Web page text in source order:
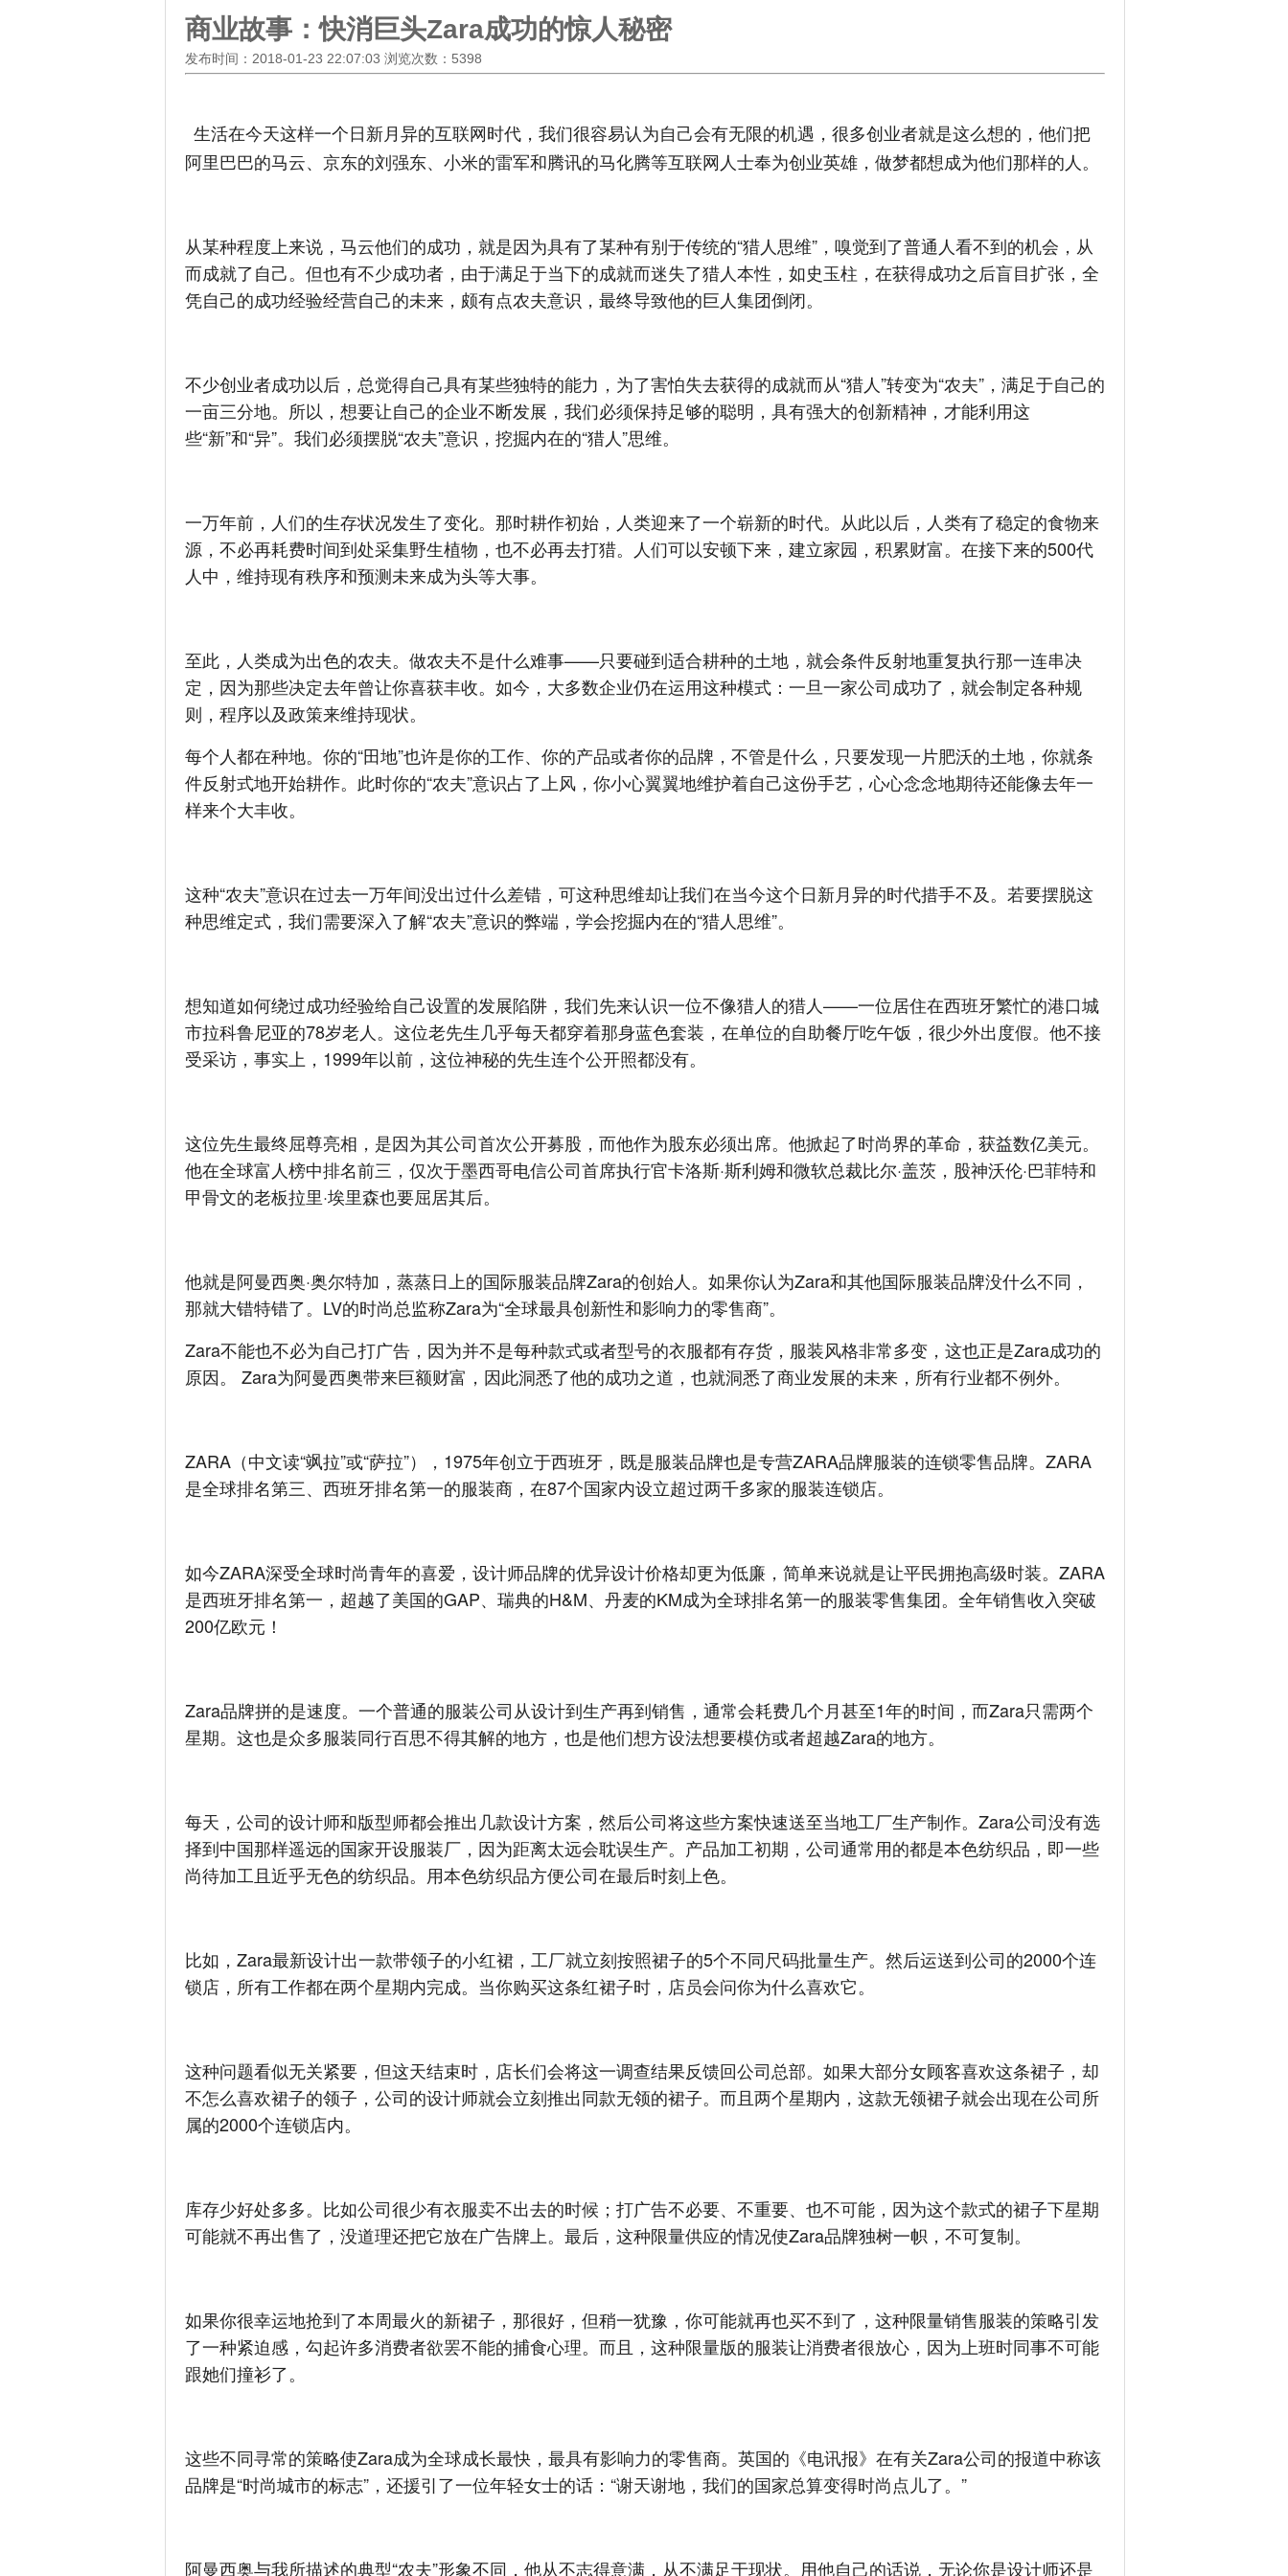
商业故事：快消巨头Zara成功的惊人秘密
发布时间：2018-01-23 22:07:03 浏览次数：5398
生活在今天这样一个日新月异的互联网时代，我们很容易认为自己会有无限的机遇，很多创业者就是这么想的，他们把
阿里巴巴的马云、京东的刘强东、小米的雷军和腾讯的马化腾等互联网人士奉为创业英雄，做梦都想成为他们那样的人。
从某种程度上来说，马云他们的成功，就是因为具有了某种有别于传统的“猎人思维”，嗅觉到了普通人看不到的机会，从
而成就了自己。但也有不少成功者，由于满足于当下的成就而迷失了猎人本性，如史玉柱，在获得成功之后盲目扩张，全
凭自己的成功经验经营自己的未来，颇有点农夫意识，最终导致他的巨人集团倒闭。
不少创业者成功以后，总觉得自己具有某些独特的能力，为了害怕失去获得的成就而从“猎人”转变为“农夫”，满足于自己的
一亩三分地。所以，想要让自己的企业不断发展，我们必须保持足够的聪明，具有强大的创新精神，才能利用这
些“新”和“异”。我们必须摆脱“农夫”意识，挖掘内在的“猎人”思维。
一万年前，人们的生存状况发生了变化。那时耕作初始，人类迎来了一个崭新的时代。从此以后，人类有了稳定的食物来
源，不必再耗费时间到处采集野生植物，也不必再去打猎。人们可以安顿下来，建立家园，积累财富。在接下来的500代
人中，维持现有秩序和预测未来成为头等大事。
至此，人类成为出色的农夫。做农夫不是什么难事——只要碰到适合耕种的土地，就会条件反射地重复执行那一连串决
定，因为那些决定去年曾让你喜获丰收。如今，大多数企业仍在运用这种模式：一旦一家公司成功了，就会制定各种规
则，程序以及政策来维持现状。
每个人都在种地。你的“田地”也许是你的工作、你的产品或者你的品牌，不管是什么，只要发现一片肥沃的土地，你就条
件反射式地开始耕作。此时你的“农夫”意识占了上风，你小心翼翼地维护着自己这份手艺，心心念念地期待还能像去年一
样来个大丰收。
这种“农夫”意识在过去一万年间没出过什么差错，可这种思维却让我们在当今这个日新月异的时代措手不及。若要摆脱这
种思维定式，我们需要深入了解“农夫”意识的弊端，学会挖掘内在的“猎人思维”。
想知道如何绕过成功经验给自己设置的发展陷阱，我们先来认识一位不像猎人的猎人——一位居住在西班牙繁忙的港口城
市拉科鲁尼亚的78岁老人。这位老先生几乎每天都穿着那身蓝色套装，在单位的自助餐厅吃午饭，很少外出度假。他不接
受采访，事实上，1999年以前，这位神秘的先生连个公开照都没有。
这位先生最终屈尊亮相，是因为其公司首次公开募股，而他作为股东必须出席。他掀起了时尚界的革命，获益数亿美元。
他在全球富人榜中排名前三，仅次于墨西哥电信公司首席执行官卡洛斯·斯利姆和微软总裁比尔·盖茨，股神沃伦·巴菲特和
甲骨文的老板拉里·埃里森也要屈居其后。
他就是阿曼西奥·奥尔特加，蒸蒸日上的国际服装品牌Zara的创始人。如果你认为Zara和其他国际服装品牌没什么不同，
那就大错特错了。LV的时尚总监称Zara为“全球最具创新性和影响力的零售商”。
Zara不能也不必为自己打广告，因为并不是每种款式或者型号的衣服都有存货，服装风格非常多变，这也正是Zara成功的
原因。 Zara为阿曼西奥带来巨额财富，因此洞悉了他的成功之道，也就洞悉了商业发展的未来，所有行业都不例外。
ZARA（中文读“飒拉”或“萨拉”），1975年创立于西班牙，既是服装品牌也是专营ZARA品牌服装的连锁零售品牌。ZARA
是全球排名第三、西班牙排名第一的服装商，在87个国家内设立超过两千多家的服装连锁店。
如今ZARA深受全球时尚青年的喜爱，设计师品牌的优异设计价格却更为低廉，简单来说就是让平民拥抱高级时装。ZARA
是西班牙排名第一，超越了美国的GAP、瑞典的H&M、丹麦的KM成为全球排名第一的服装零售集团。全年销售收入突破
200亿欧元！
Zara品牌拼的是速度。一个普通的服装公司从设计到生产再到销售，通常会耗费几个月甚至1年的时间，而Zara只需两个
星期。这也是众多服装同行百思不得其解的地方，也是他们想方设法想要模仿或者超越Zara的地方。
每天，公司的设计师和版型师都会推出几款设计方案，然后公司将这些方案快速送至当地工厂生产制作。Zara公司没有选
择到中国那样遥远的国家开设服装厂，因为距离太远会耽误生产。产品加工初期，公司通常用的都是本色纺织品，即一些
尚待加工且近乎无色的纺织品。用本色纺织品方便公司在最后时刻上色。
比如，Zara最新设计出一款带领子的小红裙，工厂就立刻按照裙子的5个不同尺码批量生产。然后运送到公司的2000个连
锁店，所有工作都在两个星期内完成。当你购买这条红裙子时，店员会问你为什么喜欢它。
这种问题看似无关紧要，但这天结束时，店长们会将这一调查结果反馈回公司总部。如果大部分女顾客喜欢这条裙子，却
不怎么喜欢裙子的领子，公司的设计师就会立刻推出同款无领的裙子。而且两个星期内，这款无领裙子就会出现在公司所
属的2000个连锁店内。
库存少好处多多。比如公司很少有衣服卖不出去的时候；打广告不必要、不重要、也不可能，因为这个款式的裙子下星期
可能就不再出售了，没道理还把它放在广告牌上。最后，这种限量供应的情况使Zara品牌独树一帜，不可复制。
如果你很幸运地抢到了本周最火的新裙子，那很好，但稍一犹豫，你可能就再也买不到了，这种限量销售服装的策略引发
了一种紧迫感，勾起许多消费者欲罢不能的捕食心理。而且，这种限量版的服装让消费者很放心，因为上班时同事不可能
跟她们撞衫了。
这些不同寻常的策略使Zara成为全球成长最快，最具有影响力的零售商。英国的《电讯报》在有关Zara公司的报道中称该
品牌是“时尚城市的标志”，还援引了一位年轻女士的话：“谢天谢地，我们的国家总算变得时尚点儿了。”
阿曼西奥与我所描述的典型“农夫”形象不同，他从不志得意满，从不满足于现状。用他自己的话说，无论你是设计师还是